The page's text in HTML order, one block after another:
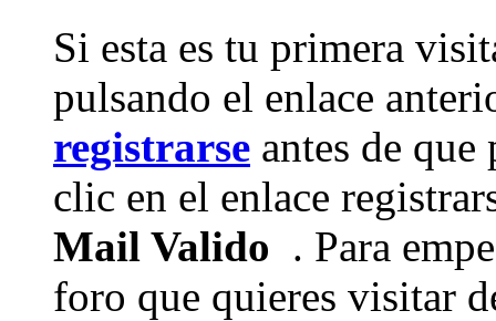
Si esta es tu primera
pulsando el enlace
registrarse antes de que
clic en el enlace
Mail Valido . Para
foro que quieres visitar